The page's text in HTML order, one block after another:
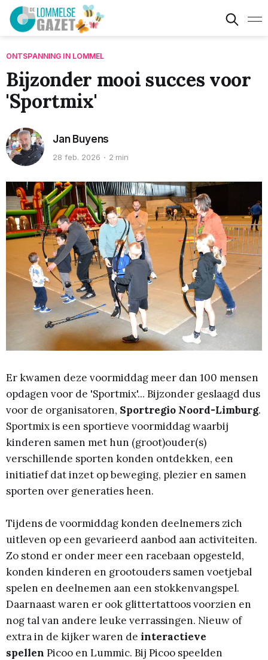
ONTSPANNING IN LOMMEL
Bijzonder mooi succes voor
'Sportmix'
Jan Buyens
28 feb. 2026 2 min
Er kwamen deze voormiddag meer dan 100 mensen
opdagen voor de 'Sportmix'... Bijzonder geslaagd dus
voor de organisatoren, Sportregio Noord-Limburg.
Sportmix is een sportieve voormiddag waarbij
kinderen samen met hun (groot)ouder(s)
verschillende sporten konden ontdekken, een
initiatief dat inzet op beweging, plezier en samen
sporten over generaties heen.
Tijdens de voormiddag konden deelnemers zich
uitleven op een gevarieerd aanbod aan activiteiten.
Zo stond er onder meer een racebaan opgesteld,
konden kinderen en grootouders samen voetjebal
spelen en deelnemen aan een stokkenvangspel.
Daarnaast waren er ook glittertattoos voorzien en
nog tal van andere leuke verrassingen. Nieuw of
extra in de kijker waren de interactieve
spellen Picoo en Lummic. Bij Picoo speelden